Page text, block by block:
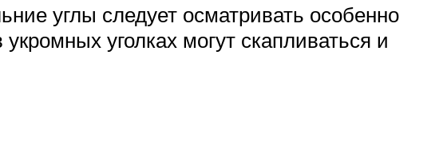
углы следует осматривать особенно
уголках могут скапливаться и